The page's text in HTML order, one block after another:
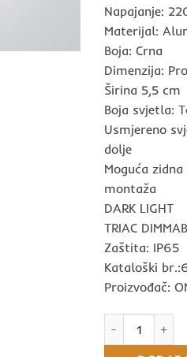
Napajanje:
Materijal:
Boja: Crna
Dimenzija:
Širina 5,5 cm
Boja svjetla:
Usmjereno
dolje
Moguća
montaža
DARK LIGHT
TRIAC
Zaštita: IP65
Kataloški
Proizvođač: